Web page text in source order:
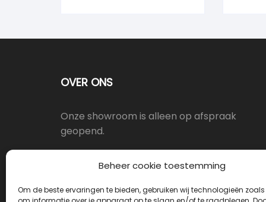
Beheer cookie toestemming
Om de beste ervaringen te bieden, gebruiken wij technologieën
OVER ONS
Onze showroom is alleen op afspraak
geopend.
Oostergracht 17-10, 3763LX Soest
info@deurkrukwinkel.nl